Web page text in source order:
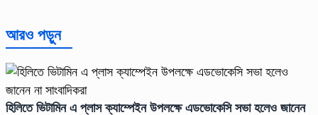
আরও পড়ুন
হিলিতে ভিটামিন এ প্লাস ক্যাম্পেইন উপলক্ষে এডভোকেসি সভা হলেও জানেন